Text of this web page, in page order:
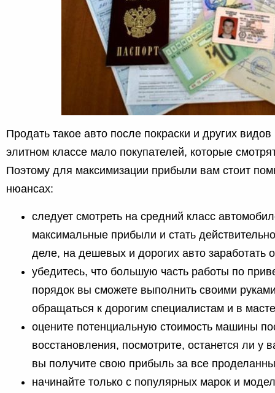
Продать такое авто после покраски и других
элитном классе мало покупателей, которые
Поэтому для максимизации прибыли вам стоит
нюансах:
следует смотреть на средний класс
максимальные прибыли и стать
деле, на дешевых и дорогих авто заработать
убедитесь, что большую часть работы по
порядок вы сможете выполнить своими
обращаться к дорогим специалистам и в
оцените потенциальную стоимость машины
восстановления, посмотрите, останется ли у
вы получите свою прибыль за все
начинайте только с популярных марок и